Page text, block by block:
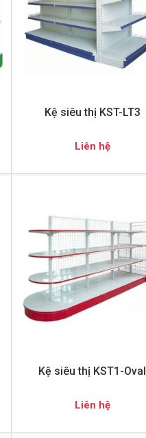
Kệ siêu thị KST-LT3
Liên hệ
Kệ siêu thị KST1-Oval
Liên hệ